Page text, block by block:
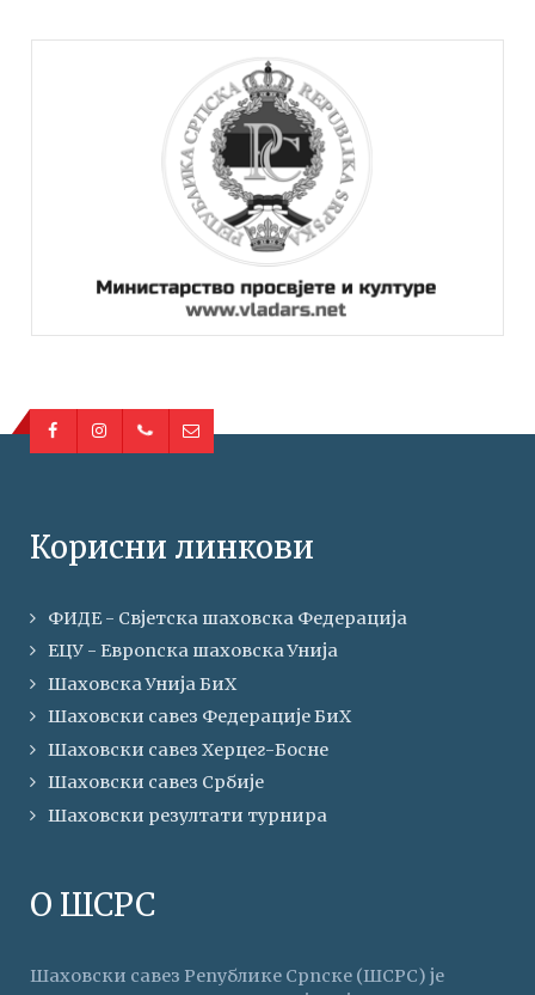
Корисни линкови
ФИДЕ - Свјетска шаховска Федерација
ЕЦУ - Европска шаховска Унија
Шаховска Унија БиХ
Шаховски савез Федерације БиХ
Шаховски савез Херцег-Босне
Шаховски савез Србије
Шаховски резултати турнира
О ШСРС
Шаховски савез Републике Српске (ШСРС) је